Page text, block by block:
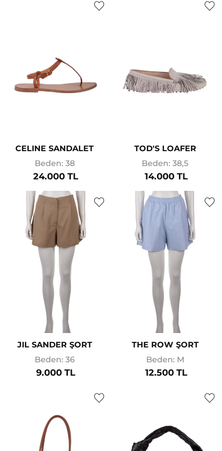
CELINE SANDALET
Beden: 38
24.000 TL
TOD'S LOAFER
Beden: 38,5
14.000 TL
JIL SANDER ŞORT
Beden: 36
9.000 TL
THE ROW ŞORT
Beden: M
12.500 TL